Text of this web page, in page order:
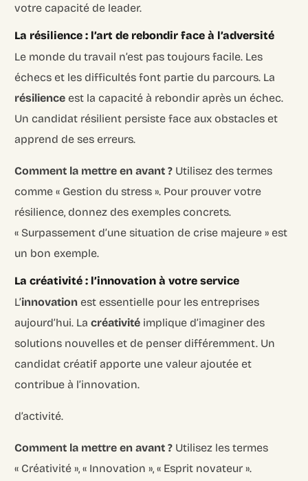
votre capacité de leader.
La résilience : l’art de rebondir face à l’adversité
Le monde du travail n’est pas toujours facile. Les
échecs et les difficultés font partie du parcours. La
résilience est la capacité à rebondir après un échec.
Un candidat résilient persiste face aux obstacles et
apprend de ses erreurs.
Comment la mettre en avant ? Utilisez des termes
comme « Gestion du stress ». Pour prouver votre
résilience, donnez des exemples concrets.
« Surpassement d’une situation de crise majeure » est
un bon exemple.
La créativité : l’innovation à votre service
L’innovation est essentielle pour les entreprises
aujourd’hui. Lacréativité implique d’imaginer des
solutions nouvelles et de penser différemment. Un
candidat créatif apporte une valeur ajoutée et
contribue à l’innovation.
d’activité.
Comment la mettre en avant ? Utilisez les termes
« Créativité », « Innovation », « Esprit novateur ».